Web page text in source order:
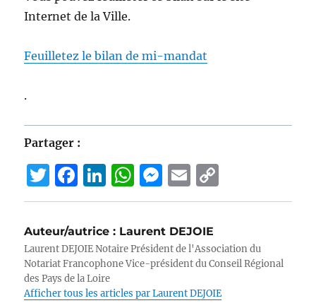
Internet de la Ville.
Feuilletez le bilan de mi-mandat
.
Partager :
T
w
it
te
r
F
a
c
e
b
o
Li
n
e
d
I
W
h
s
A
p
M
e
ss
e
n
g
E
m
ai
l
o
y
Li
n
Auteur/autrice : Laurent DEJOIE
Laurent DEJOIE Notaire Président de l'Association du
Notariat Francophone Vice-président du Conseil Régional
des Pays de la Loire
Afficher tous les articles par Laurent DEJOIE